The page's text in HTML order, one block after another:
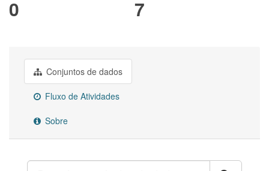
0 7
Conjuntos de dados
Fluxo de Atividades
Sobre